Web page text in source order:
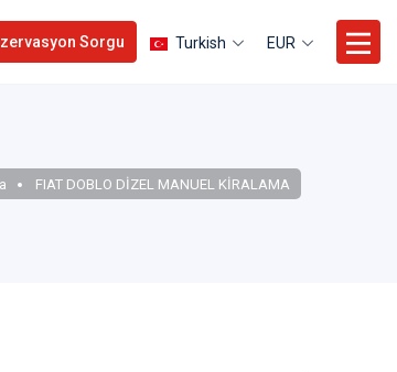
Sorgu Turkish EUR
FIAT DOBLO DİZEL MANUEL KİRALAMA